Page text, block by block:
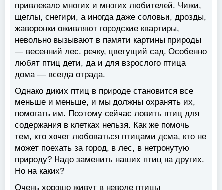
привлекало многих и многих любителей. Чижи,
щеглы, снегири, а иногда даже соловьи, дрозды,
жаворонки оживляют городские квартиры,
невольно вызывают в памяти картины природы
— весенний лес. речку, цветущий сад. Особенно
любят птиц дети, да и для взрослого птица
дома — всегда отрада.
Однако диких птиц в природе становится все
меньше и меньше, и мы должны охранять их,
помогать им. Поэтому сейчас ловить птиц для
содержания в клетках нельзя. Как же помочь
тем, кто хочет любоваться птицами дома, кто не
может поехать за город, в лес, в нетронутую
природу? Надо заменить наших птиц на других.
Но на каких?
Очень хорошо живут в неволе птицы